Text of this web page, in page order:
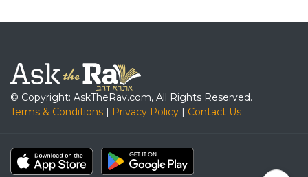
© Copyright: AskTheRav.com, All Rights Reserved.
Terms & Conditions
Privacy Policy Contact Us